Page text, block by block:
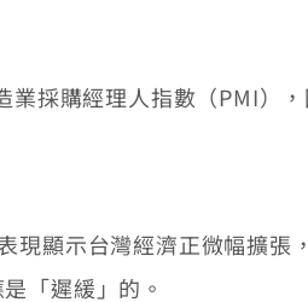
採購經理人指數（PMI）
顯示台灣經濟正微幅擴張
「遲緩」的。